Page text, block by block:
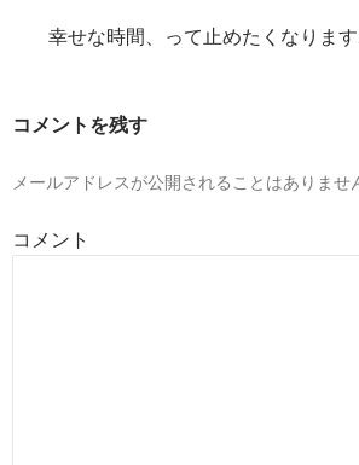
幸せな時間、って止めたくなります
コメントを残す
メールアドレスが公開されることはありませ
コメント